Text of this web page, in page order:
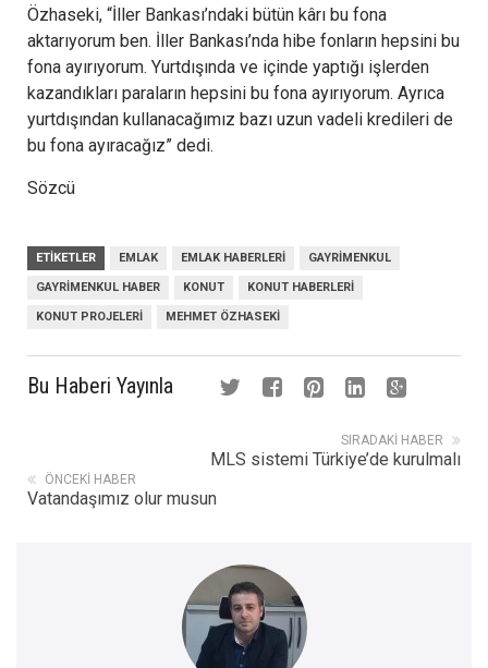
Özhaseki, “İller Bankası’ndaki bütün kârı bu fona
aktarıyorum ben. İller Bankası’nda hibe fonların hepsini bu
fona ayırıyorum. Yurtdışında ve içinde yaptığı işlerden
kazandıkları paraların hepsini bu fona ayırıyorum. Ayrıca
yurtdışından kullanacağımız bazı uzun vadeli kredileri de
bu fona ayıracağız” dedi.
Sözcü
ETIKETLER EMLAK EMLAK HABERLERI GAYRIMENKUL
GAYRIMENKUL HABER KONUT KONUT HABERLERI
KONUT PROJELERI MEHMET ÖZHASEKI
Bu Haberi Yayınla
SIRADAKI HABER
MLS sistemi Türkiye’de kurulmalı
ÖNCEKI HABER
Vatandaşımız olur musun